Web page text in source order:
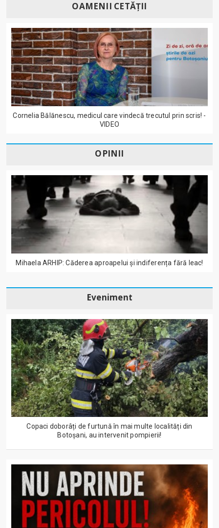
OAMENII CETĂȚII
Cornelia Bălănescu, medicul care vindecă trecutul prin scris! -
VIDEO
OPINII
Mihaela ARHIP: Căderea aproapelui și indiferența fără leac!
Eveniment
Copaci doborâți de furtună în mai multe localități din
Botoșani, au intervenit pompierii!